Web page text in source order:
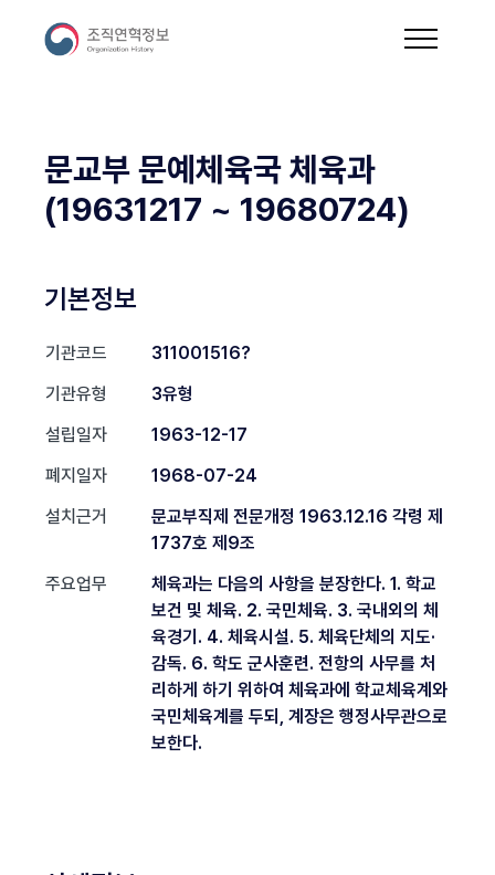
문교부 문예체육국 체육과
(19631217 ~ 19680724)
기본정보
기관코드
311001516?
기관유형
3유형
설립일자
1963-12-17
폐지일자
1968-07-24
설치근거
문교부직제 전문개정 1963.12.16 각령 제
1737호 제9조
주요업무
체육과는 다음의 사항을 분장한다. 1. 학교
보건 및 체육. 2. 국민체육. 3. 국내외의 체
육경기. 4. 체육시설. 5. 체육단체의 지도·
감독. 6. 학도 군사훈련. 전항의 사무를 처
리하게 하기 위하여 체육과에 학교체육계와
국민체육계를 두되, 계장은 행정사무관으로
보한다.